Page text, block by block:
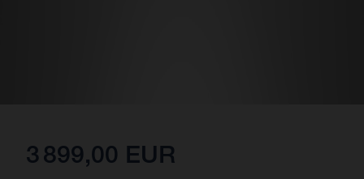
3 899,00 EUR